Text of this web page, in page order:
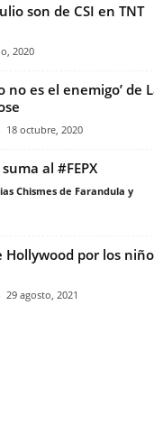
son de CSI en TNT
2020
no es el enemigo’ de
18 octubre, 2020
al #FEPX
Chismes de Farandula y
Hollywood por los
29 agosto, 2021